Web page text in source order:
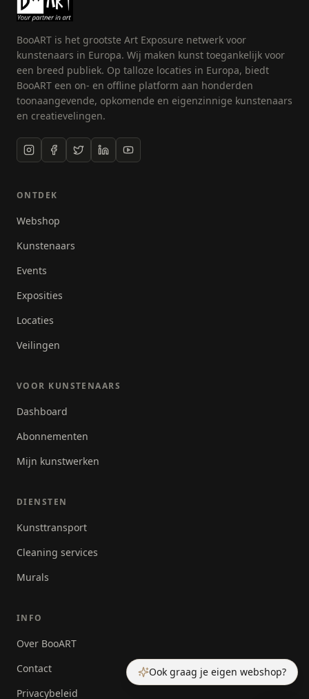
Ook graag je eigen webshop?
BooART is het grootste Art Exposure netwerk voor
kunstenaars in Europa. Wij maken kunst toegankelijk voor
een breed publiek. Op talloze locaties in Europa, biedt
BooART een on- en offline platform aan honderden
toonaangevende, opkomende en eigenzinnige kunstenaars
en creatievelingen.
ONTDEK
Webshop
Kunstenaars
Events
Exposities
Locaties
Veilingen
VOOR KUNSTENAARS
Dashboard
Abonnementen
Mijn kunstwerken
DIENSTEN
Kunsttransport
Cleaning services
Murals
INFO
Over BooART
Contact
Privacybeleid